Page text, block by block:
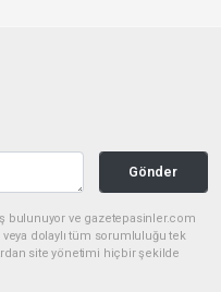
Gönder
bulunuyor ve gazetepasinler.com
dolaylı tüm sorumluluğu tek
site yönetimi hiçbir şekilde